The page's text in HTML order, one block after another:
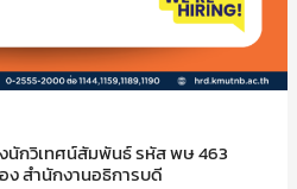
นักวิเทศน์สัมพันธ์ รหัส พษ 463
ง สำนักงานอธิการบดี